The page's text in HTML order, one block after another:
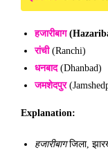
हजारीबाग
रांची(Ranchi)
धनबाद(Dhanbad)
जमशेदपुर
Explanation:
हजारीबागजिला,